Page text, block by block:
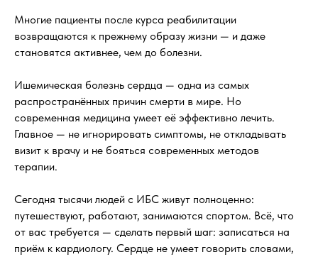
Многие пациенты после курса реабилитации
возвращаются к прежнему образу жизни — и даже
становятся активнее, чем до болезни.
Ишемическая болезнь сердца — одна из самых
распространённых причин смерти в мире. Но
современная медицина умеет её эффективно лечить.
Главное — не игнорировать симптомы, не откладывать
визит к врачу и не бояться современных методов
терапии.
Сегодня тысячи людей с ИБС живут полноценно:
путешествуют, работают, занимаются спортом. Всё, что
от вас требуется — сделать первый шаг: записаться на
приём к кардиологу. Сердце не умеет говорить словами,